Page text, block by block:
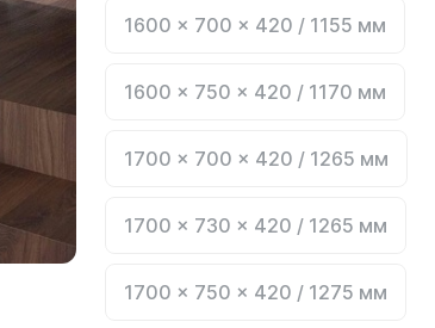
1600 x 700 x 420 / 1155 мм
1600 x 750 x 420 / 1170 мм
1700 x 700 x 420 / 1265 мм
1700 x 730 x 420 / 1265 мм
1700 x 750 x 420 / 1275 мм